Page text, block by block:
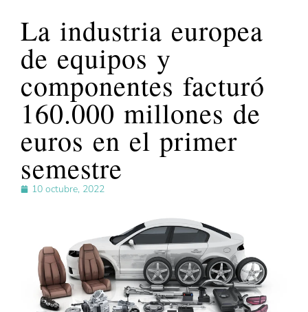
La industria europea
de equipos y
componentes facturó
160.000 millones de
euros en el primer
semestre
10 octubre, 2022